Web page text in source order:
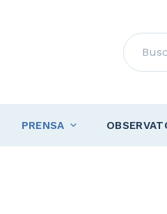
Buscar
PRENSA